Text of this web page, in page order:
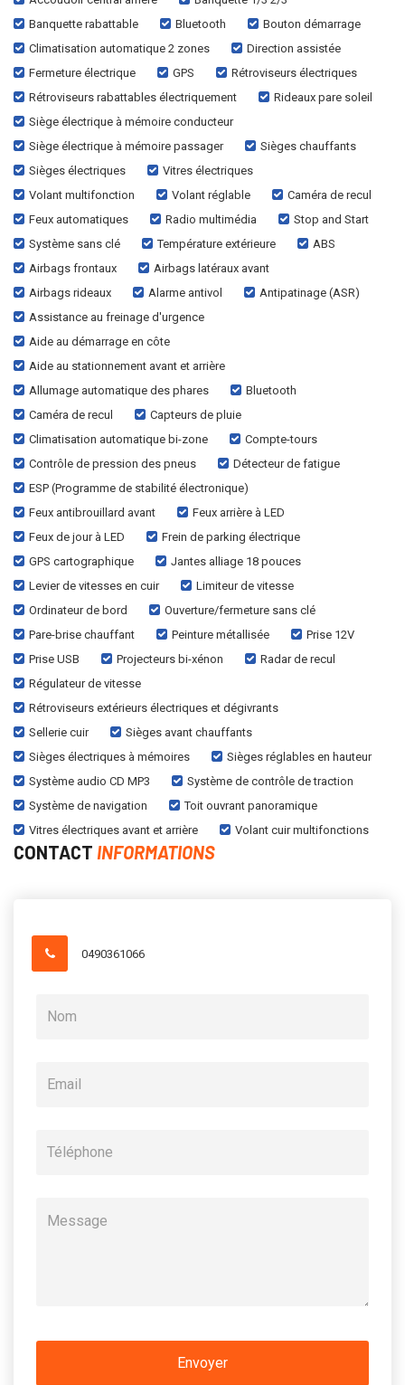
Banquette rabattable
Bluetooth
Bouton démarrage
Climatisation automatique 2 zones
Direction assistée
Fermeture électrique
GPS
Rétroviseurs électriques
Rétroviseurs rabattables électriquement
Rideaux pare soleil
Siège électrique à mémoire conducteur
Siège électrique à mémoire passager
Sièges chauffants
Sièges électriques
Vitres électriques
Volant multifonction
Volant réglable
Caméra de recul
Feux automatiques
Radio multimédia
Stop and Start
Système sans clé
Température extérieure
ABS
Airbags frontaux
Airbags latéraux avant
Airbags rideaux
Alarme antivol
Antipatinage (ASR)
Assistance au freinage d'urgence
Aide au démarrage en côte
Aide au stationnement avant et arrière
Allumage automatique des phares
Bluetooth
Caméra de recul
Capteurs de pluie
Climatisation automatique bi-zone
Compte-tours
Contrôle de pression des pneus
Détecteur de fatigue
ESP (Programme de stabilité électronique)
Feux antibrouillard avant
Feux arrière à LED
Feux de jour à LED
Frein de parking électrique
GPS cartographique
Jantes alliage 18 pouces
Levier de vitesses en cuir
Limiteur de vitesse
Ordinateur de bord
Ouverture/fermeture sans clé
Pare-brise chauffant
Peinture métallisée
Prise 12V
Prise USB
Projecteurs bi-xénon
Radar de recul
Régulateur de vitesse
Rétroviseurs extérieurs électriques et dégivrants
Sellerie cuir
Sièges avant chauffants
Sièges électriques à mémoires
Sièges réglables en hauteur
Système audio CD MP3
Système de contrôle de traction
Système de navigation
Toit ouvrant panoramique
Vitres électriques avant et arrière
Volant cuir multifonctions
CONTACT INFORMATIONS
0490361066